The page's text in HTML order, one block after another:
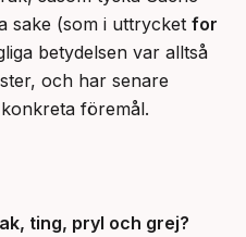
sake (som i uttrycket for
betydelsen var alltså
och har senare
föremål.
, ting, pryl och grej?